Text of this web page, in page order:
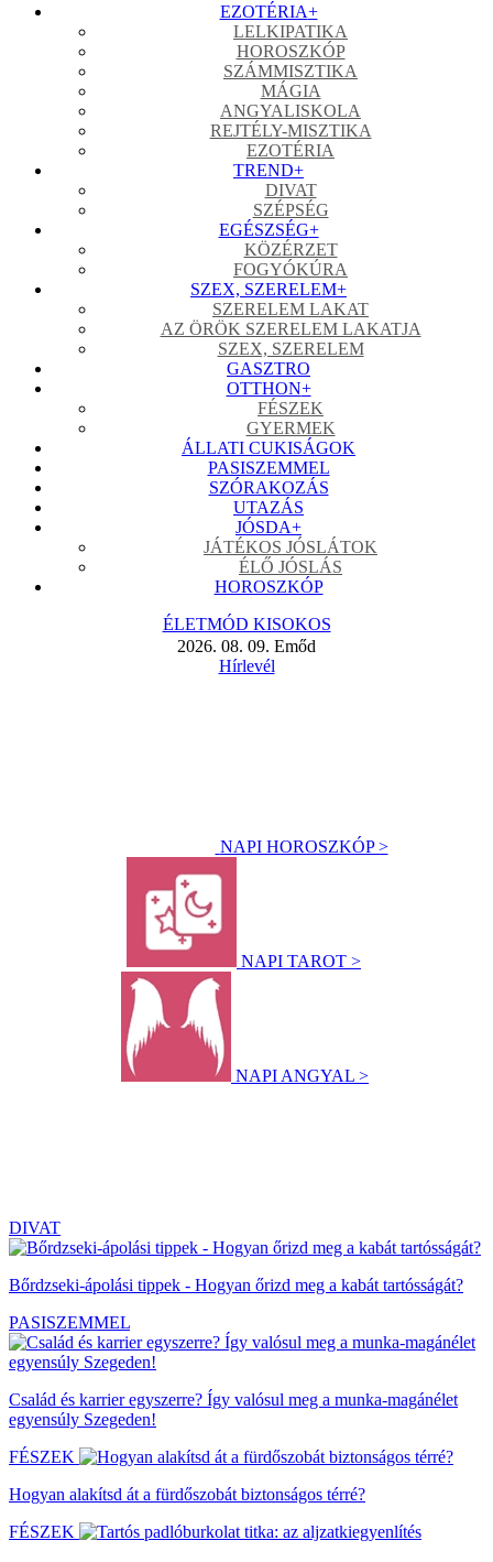
EZOTÉRIA+
LELKIPATIKA
HOROSZKÓP
SZÁMMISZTIKA
MÁGIA
ANGYALISKOLA
REJTÉLY-MISZTIKA
EZOTÉRIA
TREND+
DIVAT
SZÉPSÉG
EGÉSZSÉG+
KÖZÉRZET
FOGYÓKÚRA
SZEX, SZERELEM+
SZERELEM LAKAT
AZ ÖRÖK SZERELEM LAKATJA
SZEX, SZERELEM
GASZTRO
OTTHON+
FÉSZEK
GYERMEK
ÁLLATI CUKISÁGOK
PASISZEMMEL
SZÓRAKOZÁS
UTAZÁS
JÓSDA+
JÁTÉKOS JÓSLÁTOK
ÉLŐ JÓSLÁS
HOROSZKÓP
ÉLETMÓD KISOKOS
2026. 08. 09. Emőd
Hírlevél
NAPI HOROSZKÓP >
NAPI TAROT >
NAPI ANGYAL >
DIVAT
Bőrdzseki-ápolási tippek - Hogyan őrizd meg a kabát tartósságát?
PASISZEMMEL
Család és karrier egyszerre? Így valósul meg a munka-magánélet
egyensúly Szegeden!
FÉSZEK
Hogyan alakítsd át a fürdőszobát biztonságos térré?
FÉSZEK